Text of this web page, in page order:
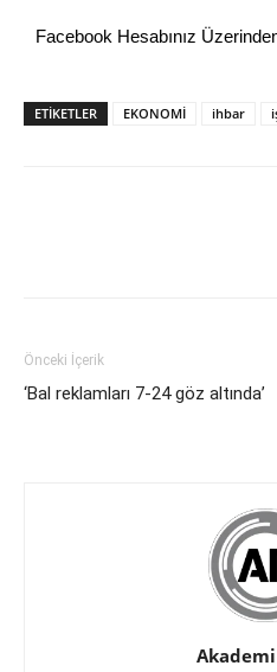
Facebook Hesabınız
ETİKETLER EKONOMİ ihbar
Önceki İçerik
‘Bal reklamları 7-24 göz altında’